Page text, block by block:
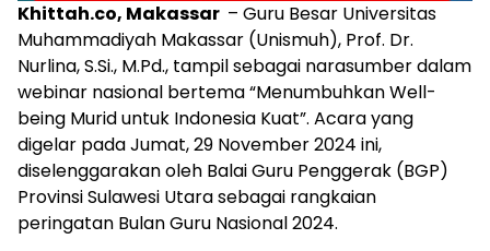
Khittah.co, Makassar – Guru Besar Universitas
Muhammadiyah Makassar (Unismuh), Prof. Dr.
Nurlina, S.Si., M.Pd., tampil sebagai narasumber dalam
webinar nasional bertema “Menumbuhkan Well-
being Murid untuk Indonesia Kuat”. Acara yang
digelar pada Jumat, 29 November 2024 ini,
diselenggarakan oleh Balai Guru Penggerak (BGP)
Provinsi Sulawesi Utara sebagai rangkaian
peringatan Bulan Guru Nasional 2024.